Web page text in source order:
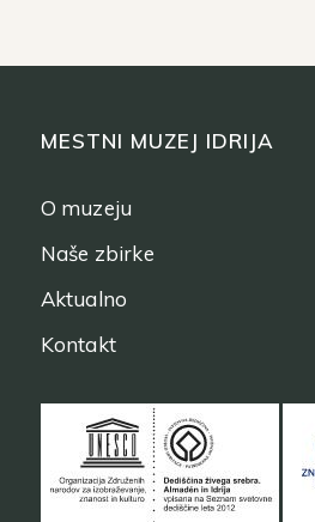
MESTNI MUZEJ IDRIJA
O muzeju
Naše zbirke
Aktualno
Kontakt